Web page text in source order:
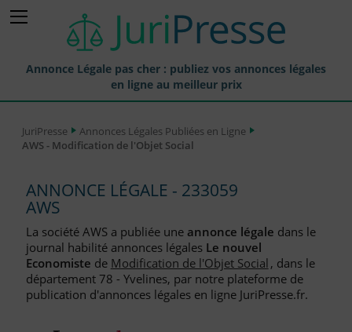
Annonce Légale pas cher : publiez vos annonces légales
en ligne au meilleur prix
Annonces Légales Publiées
Journaux Habilités (JAL) Annonces Légales
Départements pour la Publication d'Annonces Légales
Liste des Greffes
Liste des CCI
JuriPresse
Annonces Légales Publiées en Ligne
AWS - Modification de l'Objet Social
ANNONCE LÉGALE - 233059
AWS
La société AWS a publiée une annonce légale dans le
journal habilité annonces légales Le nouvel
Economiste de Modification de l'Objet Social, dans le
département 78 - Yvelines, par notre plateforme de
publication d'annonces légales en ligne JuriPresse.fr.